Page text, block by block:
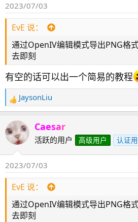
2023/07/03
EvE 说：
通过OpenIV编辑模式导出PNG格
去即刻
有空的话可以出一个简易的教程
反
馈
：
JaysonLiu
Caesar
活跃的用户 高级用户 认证
2023/07/03
EvE 说：
通过OpenIV编辑模式导出PNG格
去即刻